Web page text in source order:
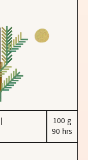
100 g
90 hrs